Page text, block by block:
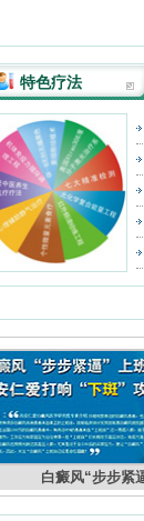
特色疗法
白癜风“步步紧